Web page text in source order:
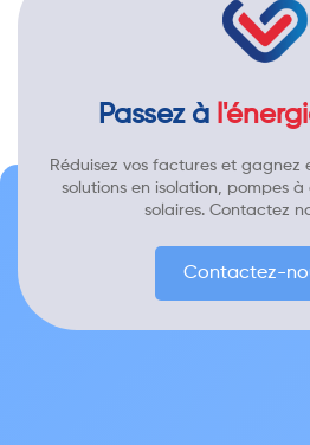
Passez à
Réduisez vos factures et
solutions en isolation, pompes
solaires. Contactez
Contactez-